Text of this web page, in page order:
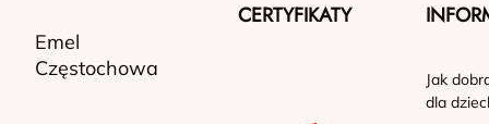
Emel
Częstochowa
CERTYFIKATY
Jak
dla